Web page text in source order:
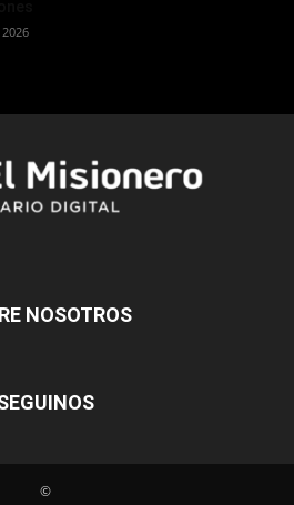
NOSOTROS
©